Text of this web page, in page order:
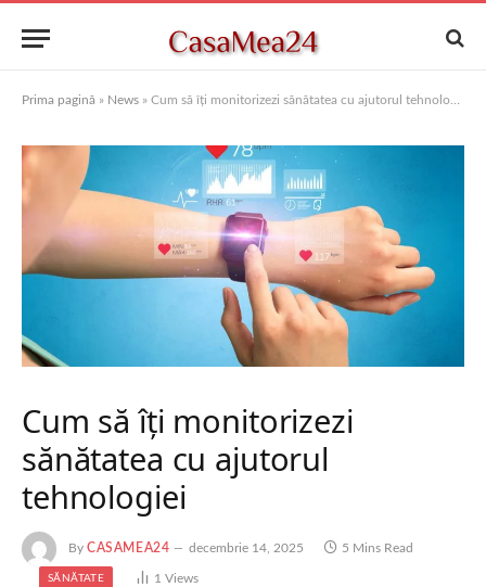
Prima pagină » News » Cum să îți monitorizezi sănătatea cu ajutorul tehnologiei
Cum să îți monitorizezi
sănătatea cu ajutorul
tehnologiei
By CASAMEA24 decembrie 14, 2025 5 Mins Read
SĂNĂTATE 1Views